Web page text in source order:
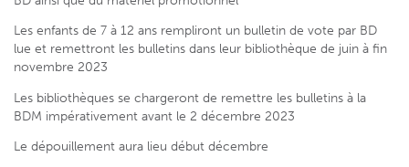
Les enfants de 7 à 12 ans rempliront un bulletin de vote par BD
lue et remettront les bulletins dans leur bibliothèque de juin à fin
novembre 2023
Les bibliothèques se chargeront de remettre les bulletins à la
BDM impérativement avant le 2 décembre 2023
Le dépouillement aura lieu début décembre